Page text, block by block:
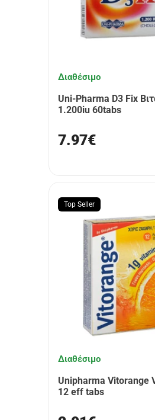
Διαθέσιμο
Uni-Pharma D3 Fix
1.200iu 60tabs
7.97€
Top Seller
Διαθέσιμο
Unipharma Vitorange
12 eff tabs